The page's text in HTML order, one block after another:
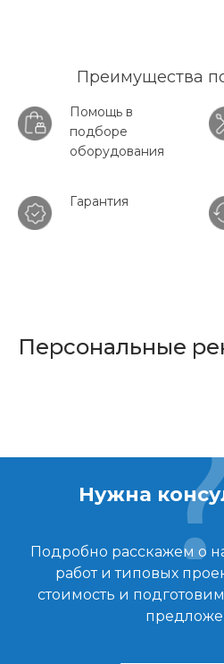
Преимущества
Помощь в
подборе
оборудования
Гарантия
Персональные
Нужна
Подробно расскажем о
работ и типовых
стоимость и